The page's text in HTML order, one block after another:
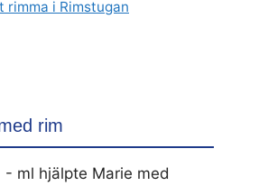
rimma i Rimstugan
rim
- ml hjälpte Marie med